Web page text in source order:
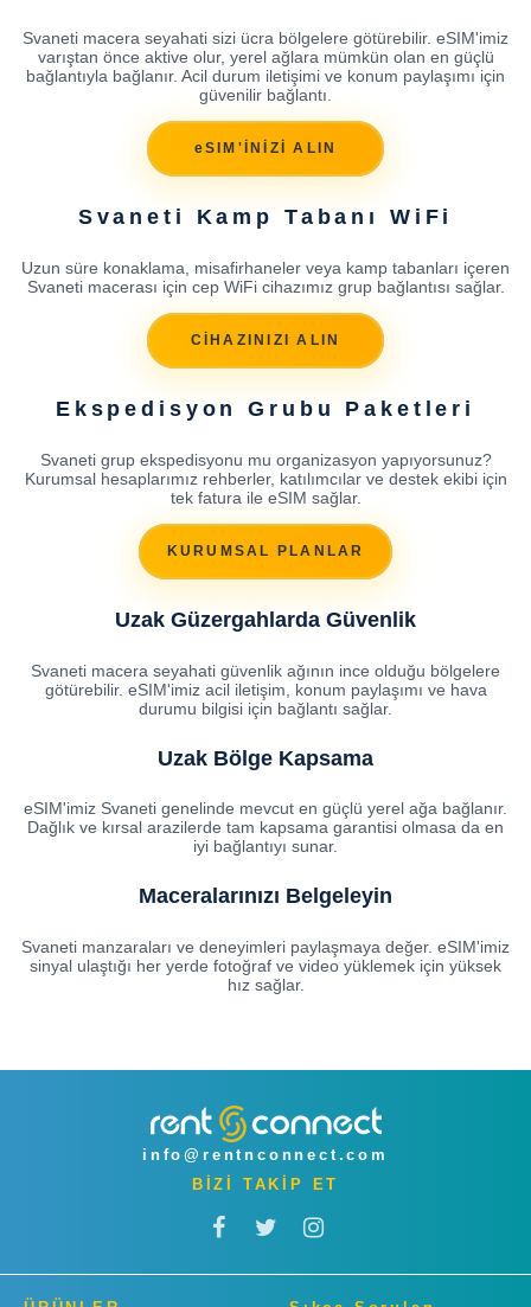
Svaneti macera seyahati sizi ücra bölgelere götürebilir. eSIM'imiz
varıştan önce aktive olur, yerel ağlara mümkün olan en güçlü
bağlantıyla bağlanır. Acil durum iletişimi ve konum paylaşımı için
güvenilir bağlantı.
eSIM'İNİZİ ALIN
Svaneti Kamp Tabanı WiFi
Uzun süre konaklama, misafirhaneler veya kamp tabanları içeren
Svaneti macerası için cep WiFi cihazımız grup bağlantısı sağlar.
CİHAZINIZI ALIN
Ekspedisyon Grubu Paketleri
Svaneti grup ekspedisyonu mu organizasyon yapıyorsunuz?
Kurumsal hesaplarımız rehberler, katılımcılar ve destek ekibi için
tek fatura ile eSIM sağlar.
KURUMSAL PLANLAR
Uzak Güzergahlarda Güvenlik
Svaneti macera seyahati güvenlik ağının ince olduğu bölgelere
götürebilir. eSIM'imiz acil iletişim, konum paylaşımı ve hava
durumu bilgisi için bağlantı sağlar.
Uzak Bölge Kapsama
eSIM'imiz Svaneti genelinde mevcut en güçlü yerel ağa bağlanır.
Dağlık ve kırsal arazilerde tam kapsama garantisi olmasa da en
iyi bağlantıyı sunar.
Maceralarınızı Belgeleyin
Svaneti manzaraları ve deneyimleri paylaşmaya değer. eSIM'imiz
sinyal ulaştığı her yerde fotoğraf ve video yüklemek için yüksek
hız sağlar.
info@rentnconnect.com
BİZİ TAKİP ET